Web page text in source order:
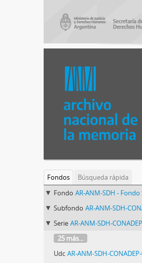
Fondos
Búsqueda rápida
Fondo AR-ANM-SDH - Fondo Secretaría de Derechos
Subfondo AR-ANM-SDH-CONADEP - Subfondo CONADEP (Comisión
Serie AR-ANM-SDH-CONADEP-03 - Serie Actas de reconocimiento y relevamiento documental
25 más...
Udc AR-ANM-SDH-CONADEP-03-434 - Actas de